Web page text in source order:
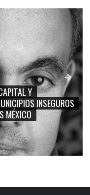
SERGIO MAYER,
CUAUHTÉMOC
Y
CIUDADANA